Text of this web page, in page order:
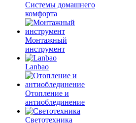
Системы домашнего
комфорта
Монтажный
инструмент
Lanbao
Отопление и
антиоблединение
Светотехника